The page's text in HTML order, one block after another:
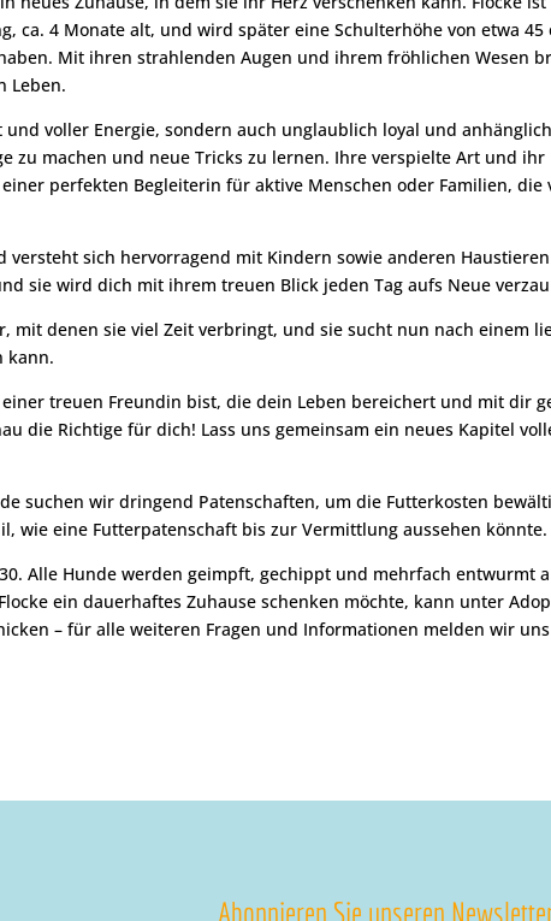
ca. 4 Monate alt, und wird später eine Schulterhöhe von etwa
Mit ihren strahlenden Augen und ihrem fröhlichen Wesen
Leben.
voller Energie, sondern auch unglaublich loyal und
zu machen und neue Tricks zu lernen. Ihre verspielte Art und
perfekten Begleiterin für aktive Menschen oder Familien, die
versteht sich hervorragend mit Kindern sowie anderen
sie wird dich mit ihrem treuen Blick jeden Tag aufs Neue
mit denen sie viel Zeit verbringt, und sie sucht nun nach einem
kann.
treuen Freundin bist, die dein Leben bereichert und mit dir
die Richtige für dich! Lass uns gemeinsam ein neues Kapitel
suchen wir dringend Patenschaften, um die Futterkosten
wie eine Futterpatenschaft bis zur Vermittlung aussehen könnte.
Alle Hunde werden geimpft, gechippt und mehrfach entwurmt
ein dauerhaftes Zuhause schenken möchte, kann unter
– für alle weiteren Fragen und Informationen melden wir
Abonnieren Sie unseren